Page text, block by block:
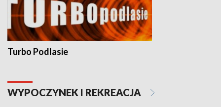
Turbo Podlasie
WYPOCZYNEK I REKREACJA